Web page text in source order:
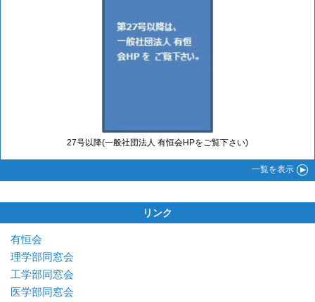
27号以降(一般社団法人 有恒会HPをご覧下さい)
一覧を表示
リンク
有恒会
理学部同窓会
工学部同窓会
医学部同窓会